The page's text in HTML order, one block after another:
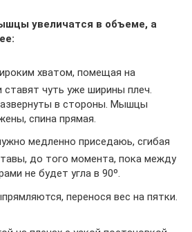
увеличатся в объеме, а
хватом, помещая на
ставят чуть уже ширины плеч.
в стороны. Мышцы
спина прямая.
медленно приседаюь, сгибая
до того момента, пока между
не будет угла в 90º.
перенося вес на пятки.